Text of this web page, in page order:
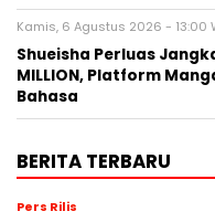
Kamis, 6 Agustus 2026 - 13:00
Shueisha Perluas
MILLION, Platform
Bahasa
BERITA TERBARU
Pers Rilis